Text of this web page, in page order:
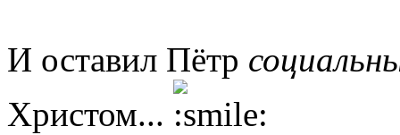
И оставил Пётр
Христом...